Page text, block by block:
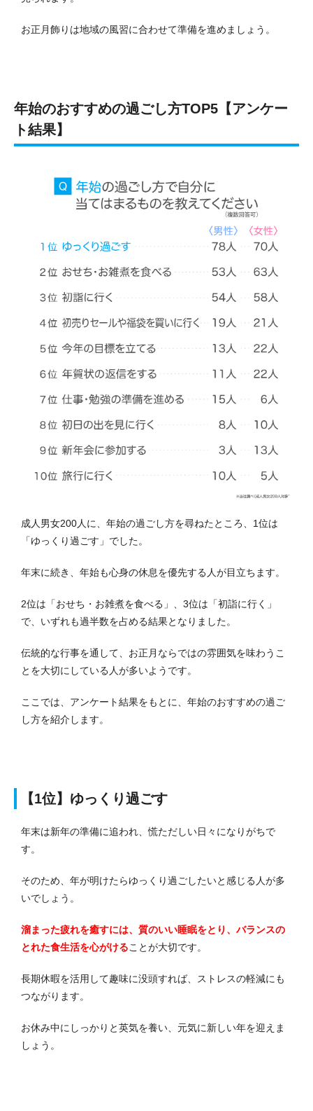
お正月飾りは地域の風習に合わせて準備を進めましょう。
年始のおすすめの過ごし方TOP5【アンケー
ト結果】
成人男女200人に、年始の過ごし方を尋ねたところ、1位は
「ゆっくり過ごす」でした。
年末に続き、年始も心身の休息を優先する人が目立ちます。
2位は「おせち・お雑煮を食べる」、3位は「初詣に行く」
で、いずれも過半数を占める結果となりました。
伝統的な行事を通して、お正月ならではの雰囲気を味わうこ
とを大切にしている人が多いようです。
ここでは、アンケート結果をもとに、年始のおすすめの過ご
し方を紹介します。
【1位】ゆっくり過ごす
年末は新年の準備に追われ、慌ただしい日々になりがちで
す。
そのため、年が明けたらゆっくり過ごしたいと感じる人が多
いでしょう。
溜まった疲れを癒すには、質のいい睡眠をとり、バランスの
とれた食生活を心がけることが大切です。
長期休暇を活用して趣味に没頭すれば、ストレスの軽減にも
つながります。
お休み中にしっかりと英気を養い、元気に新しい年を迎えま
しょう。